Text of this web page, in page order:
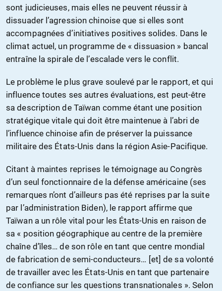
sont judicieuses, mais elles ne peuvent réussir à
dissuader l’agression chinoise que si elles sont
accompagnées d’initiatives positives solides. Dans le
climat actuel, un programme de « dissuasion » bancal
entraîne la spirale de l’escalade vers le conflit.
Le problème le plus grave soulevé par le rapport, et qui
influence toutes ses autres évaluations, est peut-être
sa description de Taïwan comme étant une position
stratégique vitale qui doit être maintenue à l’abri de
l’influence chinoise afin de préserver la puissance
militaire des États-Unis dans la région Asie-Pacifique.
Citant à maintes reprises le témoignage au Congrès
d’un seul fonctionnaire de la défense américaine (ses
remarques n’ont d’ailleurs pas été reprises par la suite
par l’administration Biden), le rapport affirme que
Taïwan a un rôle vital pour les États-Unis en raison de
sa « position géographique au centre de la première
chaîne d’îles… de son rôle en tant que centre mondial
de fabrication de semi-conducteurs… [et] de sa volonté
de travailler avec les États-Unis en tant que partenaire
de confiance sur les questions transnationales ». Selon